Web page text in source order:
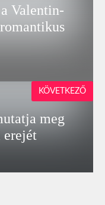
Valentin-
meg
erejét
KÖVETKEZŐ